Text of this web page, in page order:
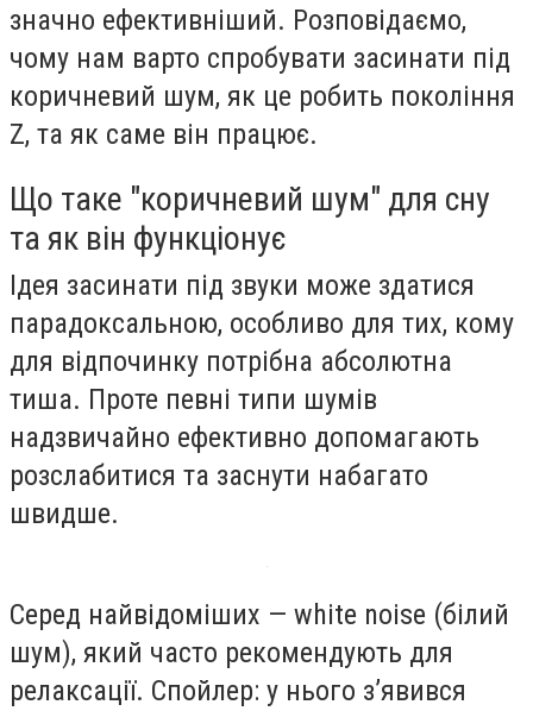
значно ефективніший. Розповідаємо,
чому нам варто спробувати засинати під
коричневий шум, як це робить покоління
Z, та як саме він працює.
Що таке "коричневий шум" для сну
та як він функціонує
Ідея засинати під звуки може здатися
парадоксальною, особливо для тих, кому
для відпочинку потрібна абсолютна
тиша. Проте певні типи шумів
надзвичайно ефективно допомагають
розслабитися та заснути набагато
швидше.
Серед найвідоміших — white noise (білий
шум), який часто рекомендують для
релаксації. Спойлер: у нього з’явився